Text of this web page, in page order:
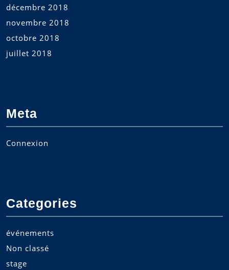
décembre 2018
novembre 2018
octobre 2018
juillet 2018
Meta
Connexion
Categories
événements
Non classé
stage